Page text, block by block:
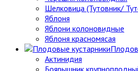
Шелковица (Тутовник/
Яблоня
Яблони колоновидные
Яблоня красномясая
Актинидия
Боярышник